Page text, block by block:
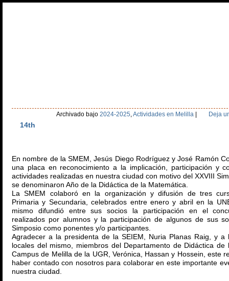
14th
Archivado bajo 2024-2025,Actividades en Melilla Deja
En nombre de la SMEM, Jesús Diego Rodríguez y José Ramón
una placa en reconocimiento a la implicación, participación y
actividades realizadas en nuestra ciudad con motivo del XXVIII
se denominaron Año de la Didáctica de la Matemática.
La SMEM colaboró en la organización y difusión de tres
Primaria y Secundaria, celebrados entre enero y abril en la
mismo difundió entre sus socios la participación en el
realizados por alumnos y la participación de algunos de sus
Simposio como ponentes y/o participantes.
Agradecer a la presidenta de la SEIEM, Nuria Planas Raig, y a
locales del mismo, miembros del Departamento de Didáctica de
Campus de Melilla de la UGR, Verónica, Hassan y Hossein, este
haber contado con nosotros para colaborar en este importante
nuestra ciudad.